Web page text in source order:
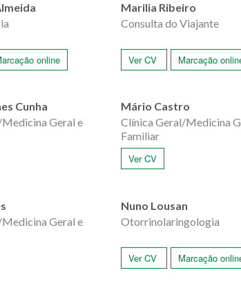
online
Marilia Ribeiro
Consulta do Viajante
Ver CV Marcação
Cunha
Geral e
Mário Castro
Clínica Geral/Medicina
Familiar
Ver CV
Geral e
Nuno Lousan
Otorrinolaringologia
Ver CV Marcação